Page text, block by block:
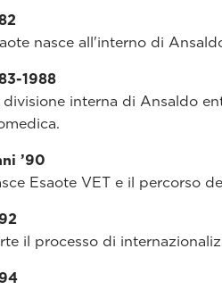
nasce all'interno di
1988
divisione interna di Ansaldo
’90
Esaote VET e il percorso
il processo di